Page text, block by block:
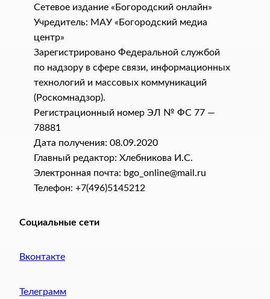
Сетевое издание «Богородский онлайн»
Учредитель: МАУ «Богородский медиа
центр»
Зарегистрировано Федеральной службой
по надзору в сфере связи, информационных
технологий и массовых коммуникаций
(Роскомнадзор).
Регистрационный номер ЭЛ № ФС 77 —
78881
Дата получения: 08.09.2020
Главный редактор: Хлебникова И.C.
Электронная почта: bgo_online@mail.ru
Телефон: +7(496)5145212
Социальные сети
Вконтакте
Телеграмм